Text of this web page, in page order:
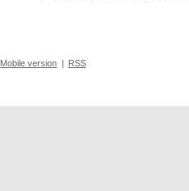
Mobile version RSS